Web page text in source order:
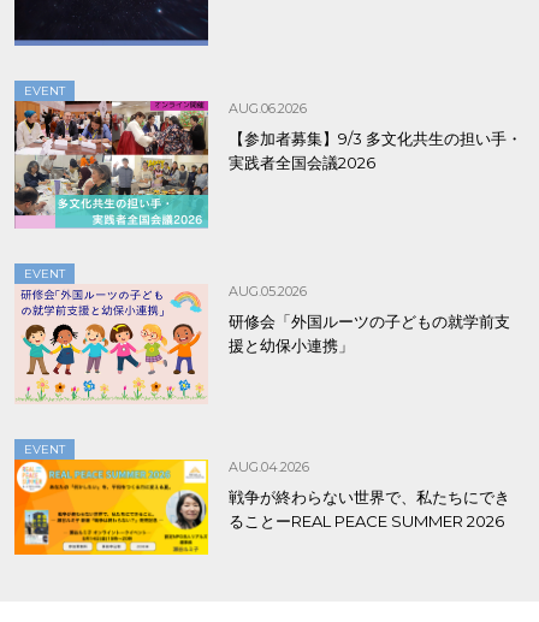
EVENT
AUG.06.2026
【参加者募集】9/3 多文化共生の担い手・
実践者全国会議2026
EVENT
AUG.05.2026
研修会「外国ルーツの子どもの就学前支
援と幼保小連携」
EVENT
AUG.04.2026
戦争が終わらない世界で、私たちにでき
ることーREAL PEACE SUMMER 2026